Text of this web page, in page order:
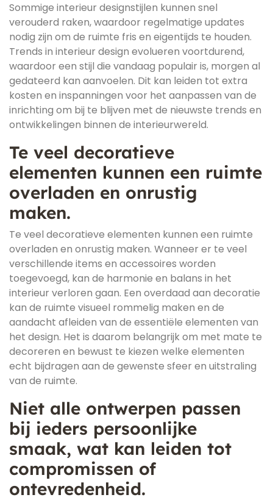
Sommige interieur designstijlen kunnen snel
verouderd raken, waardoor regelmatige updates
nodig zijn om de ruimte fris en eigentijds te houden.
Trends in interieur design evolueren voortdurend,
waardoor een stijl die vandaag populair is, morgen al
gedateerd kan aanvoelen. Dit kan leiden tot extra
kosten en inspanningen voor het aanpassen van de
inrichting om bij te blijven met de nieuwste trends en
ontwikkelingen binnen de interieurwereld.
Te veel decoratieve
elementen kunnen een ruimte
overladen en onrustig
maken.
Te veel decoratieve elementen kunnen een ruimte
overladen en onrustig maken. Wanneer er te veel
verschillende items en accessoires worden
toegevoegd, kan de harmonie en balans in het
interieur verloren gaan. Een overdaad aan decoratie
kan de ruimte visueel rommelig maken en de
aandacht afleiden van de essentiële elementen van
het design. Het is daarom belangrijk om met mate te
decoreren en bewust te kiezen welke elementen
echt bijdragen aan de gewenste sfeer en uitstraling
van de ruimte.
Niet alle ontwerpen passen
bij ieders persoonlijke
smaak, wat kan leiden tot
compromissen of
ontevredenheid.